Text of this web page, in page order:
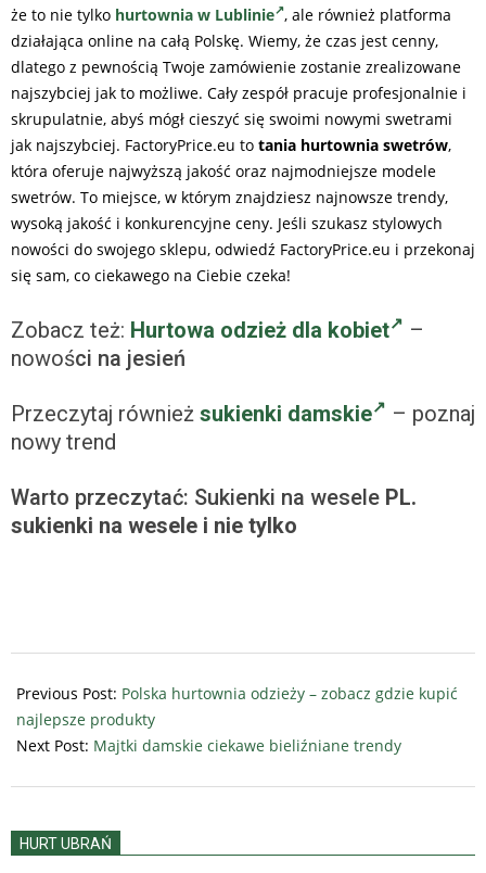
że to nie tylko hurtownia w Lublinie , ale również platforma
działająca online na całą Polskę. Wiemy, że czas jest cenny,
dlatego z pewnością Twoje zamówienie zostanie zrealizowane
najszybciej jak to możliwe. Cały zespół pracuje profesjonalnie i
skrupulatnie, abyś mógł cieszyć się swoimi nowymi swetrami
jak najszybciej. FactoryPrice.eu to tania hurtownia swetrów,
która oferuje najwyższą jakość oraz najmodniejsze modele
swetrów. To miejsce, w którym znajdziesz najnowsze trendy,
wysoką jakość i konkurencyjne ceny. Jeśli szukasz stylowych
nowości do swojego sklepu, odwiedź FactoryPrice.eu i przekonaj
się sam, co ciekawego na Ciebie czeka!
Zobacz też: Hurtowa odzież dla kobiet
–
nowości na jesień
Przeczytaj również sukienki damskie
– poznaj
nowy trend
Warto przeczytać: Sukienki na wesele PL.
sukienki na wesele i nie tylko
01-
28
Previous Post: Polska hurtownia odzieży – zobacz gdzie kupić
najlepsze produkty
Next Post: Majtki damskie ciekawe bieliźniane trendy
HURT UBRAŃ